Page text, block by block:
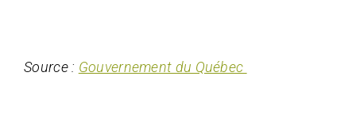
Source : Gouvernement du Québec